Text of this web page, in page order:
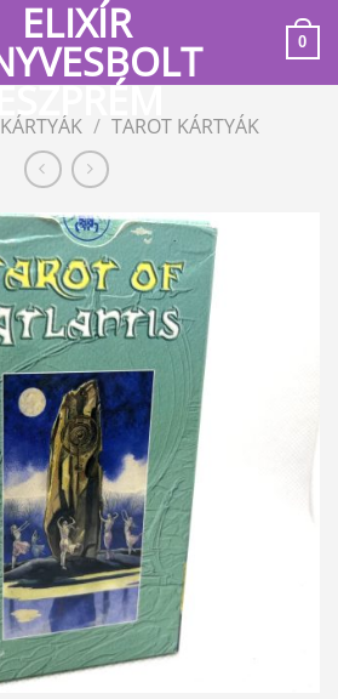
0
KÁRTYÁK / TAROT KÁRTYÁK